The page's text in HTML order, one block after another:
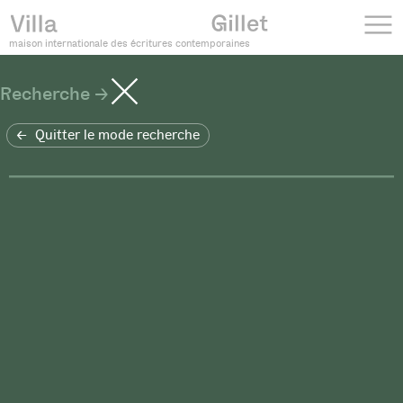
maison internationale des écritures contemporaines
Recherche
Quitter le mode recherche